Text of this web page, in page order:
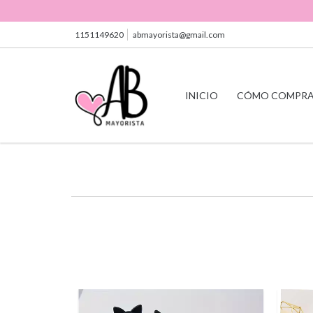
1151149620 abmayorista@gmail.com
INICIO CÓMO